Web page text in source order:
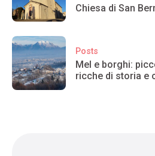
Chiesa di San
Posts
Mel e borghi:
ricche di storia e